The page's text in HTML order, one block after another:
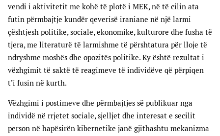
vendi i aktivitetit me kohë të plotë i MEK, në të cilin ata
futin përmbajtje kundër qeverisë iraniane në një larmi
çështjesh politike, sociale, ekonomike, kulturore dhe fusha të
tjera, me literaturë të larmishme të përshtatura për lloje të
ndryshme moshës dhe opozitës politike. Ky është rezultat i
vëzhgimit të saktë të reagimeve të individëve që përpiqen
t’i fusin në kurth.
Vëzhgimi i postimeve dhe përmbajtjes së publikuar nga
individë në rrjetet sociale, sjelljet dhe interesat e secilit
person në hapësirën kibernetike janë gjithashtu mekanizma